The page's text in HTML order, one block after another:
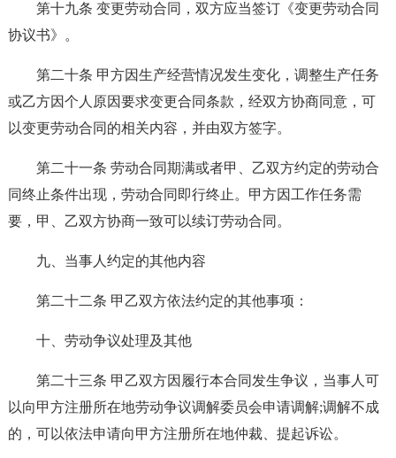
第十九条 变更劳动合同，双方应当签订《变更劳动合同
协议书》。
第二十条 甲方因生产经营情况发生变化，调整生产任务
或乙方因个人原因要求变更合同条款，经双方协商同意，可
以变更劳动合同的相关内容，并由双方签字。
第二十一条 劳动合同期满或者甲、乙双方约定的劳动合
同终止条件出现，劳动合同即行终止。甲方因工作任务需
要，甲、乙双方协商一致可以续订劳动合同。
九、当事人约定的其他内容
第二十二条 甲乙双方依法约定的其他事项：
十、劳动争议处理及其他
第二十三条 甲乙双方因履行本合同发生争议，当事人可
以向甲方注册所在地劳动争议调解委员会申请调解;调解不成
的，可以依法申请向甲方注册所在地仲裁、提起诉讼。